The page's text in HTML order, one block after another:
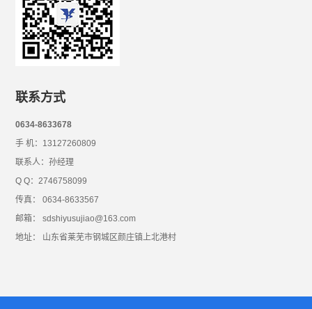
联系方式
0634-8633678
手 机：13127260809
联系人：孙经理
Q Q：2746758099
传真： 0634-8633567
邮箱： sdshiyusujiao@163.com
地址： 山东省莱芜市钢城区颜庄镇上北港村